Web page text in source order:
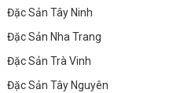
Đặc Sản Tây Ninh
Đặc Sản Nha Trang
Đặc Sản Trà Vinh
Đặc Sản Tây Nguyên